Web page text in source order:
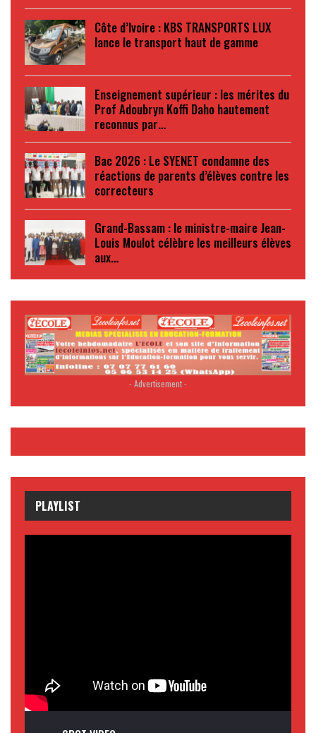
Côte d’Ivoire : KBS TRANSPORTS LUX
lance le transport haut de gamme
Enseignement supérieur : les mérites du
Prof Adoubryn Koffi Daho hautement
reconnus par…
Bac 2026 : Le SYENET condamne des
réactions de parents d’élèves contre les
correcteurs
Grand-Bassam : le ministre-maire Jean-
Louis Moulot célèbre les meilleurs élèves
aux…
- Advertisement -
PLAYLIST